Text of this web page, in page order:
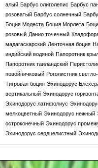
алый Барбус олиголепис Барбус
розоватый Барбус солнечный
Боция Модеста Боция Морлета
розовый Данио точечный
мадагаскарский Ленточная боция
индийский водяной Папоротник
Папоротник таиландский
повойничковый Роголистник
Тигровая боция Эхинодорус
вертикальный Эхинодорус
Эхинодорус латифолиус
мелкоцветный Эхинодорус нежный
остроконечный Эхинодорус
Эхинодорус сердцелистный